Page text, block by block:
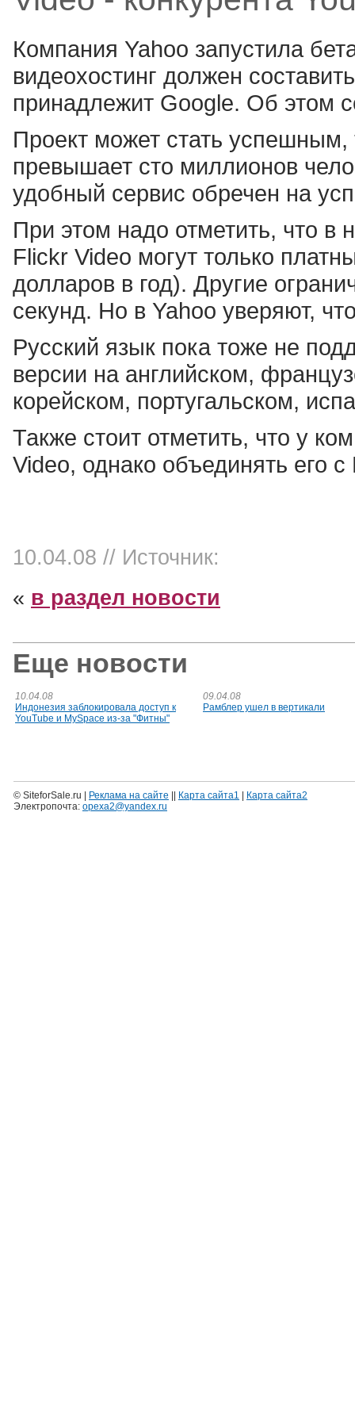
Компания Yahoo запустила
видеохостинг должен
принадлежит Google. Об этом
Проект может стать
превышает сто миллионов
удобный сервис обречен на
При этом надо отметить, что
Flickr Video могут только
долларов в год). Другие
секунд. Но в Yahoo уверяют,
Русский язык пока тоже не
версии на английском,
корейском, португальском,
Также стоит отметить, что у
Video, однако объединять его
10.04.08 // Источник:
« в раздел новости
Еще новости
10.04.08
Индонезия заблокировала доступ к
YouTube и MySpace из-за "Фитны"
09.04.08
Рамблер ушел в вертикали
© SiteforSale.ru | Реклама на сайте Карта сайта1
Карта сайта2
Электропочта: opexa2@yandex.ru